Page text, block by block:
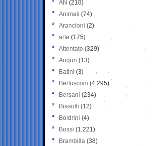
AN (210)
Animali (74)
Arancioni (2)
arte (175)
Attentato (329)
Auguri (13)
Batini (3)
Berlusconi (4.295)
Bersani (234)
Biasotti (12)
Boldrini (4)
Bossi (1.221)
Brambilla (38)